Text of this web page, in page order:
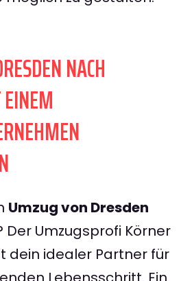
NACH
Umzug von Dresden
Der Umzugsprofi Körner
dein idealer Partner für